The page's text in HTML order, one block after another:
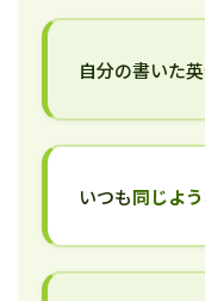
自分の書いた
いつも同じよ